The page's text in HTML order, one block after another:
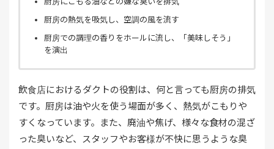
厨房の熱気を吸気し、空調の風を流す
厨房での調理の香りをホールに流し、「美味しそう」
を演出
飲食店におけるダクトの役割は、何と言っても厨房の排気
です。厨房は油や火を使う場面が多く、熱気がこもりや
すくなっています。また、廃油や焦げ、様々な食材の混ざ
った臭いなど、スタッフやお客様が不快に思うような臭